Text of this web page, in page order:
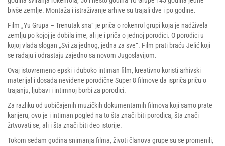
bivše zemlje. Montaža i istraživanje arhive su trajali dve i po godine.
Film „Yu Grupa – Trenutak sna“ je priča o rokenrol grupi koja je nadživela
zemlju po kojoj je dobila ime, ali je i priča o jednoj porodici. O porodici u
kojoj vlada slogan „Svi za jednog, jedna za sve“. Film prati braću Jelić koji
se rađaju i odrastaju zajedno sa novom Jugoslavijom.
Ovaj istovremeno epski i duboko intiman film, kreativno koristi arhivski
materijal i dosada neviđene porodične Super 8 filmove da ispriča priču o
trajanju, ljubavi i intimnoj borbi za porodici.
Za razliku od uobičajenih muzičkih dokumentarnih filmova koji samo prate
karijeru, ovo je i intiman pogled na to šta znači biti porodica, šta znači
žrtvovati se, ali i šta znači biti deo istorije.
Tokom sedam godina snimanja filma, životi članova grupe su se promenili,